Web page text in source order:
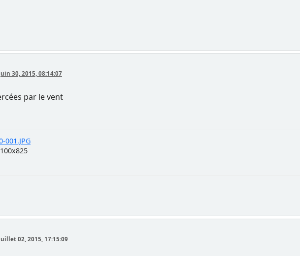
30, 2015, 08:14:07
par le vent
001.JPG
02, 2015, 17:15:09